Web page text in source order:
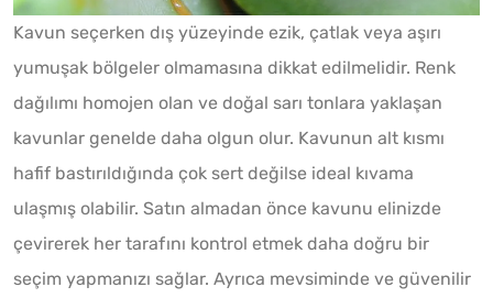
Kavun seçerken dış yüzeyinde ezik, çatlak veya aşırı
yumuşak bölgeler olmamasına dikkat edilmelidir. Renk
dağılımı homojen olan ve doğal sarı tonlara yaklaşan
kavunlar genelde daha olgun olur. Kavunun alt kısmı
hafif bastırıldığında çok sert değilse ideal kıvama
ulaşmış olabilir. Satın almadan önce kavunu elinizde
çevirerek her tarafını kontrol etmek daha doğru bir
seçim yapmanızı sağlar. Ayrıca mevsiminde ve güvenilir